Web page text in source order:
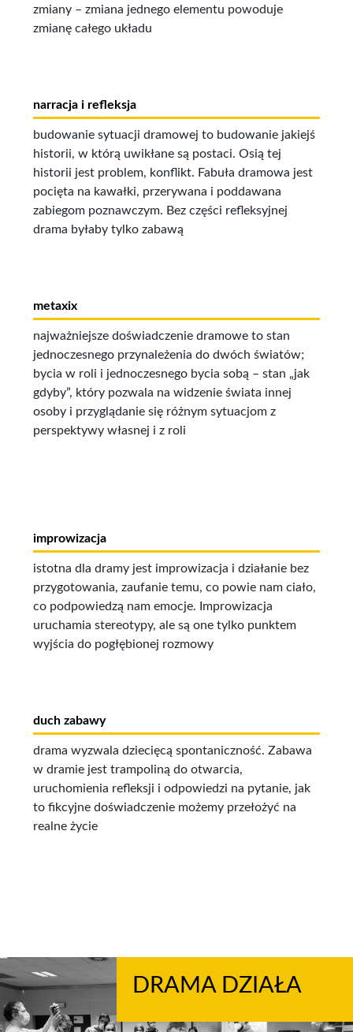
zmiany – zmiana jednego elementu powoduje
zmianę całego układu
narracja i refleksja
budowanie sytuacji dramowej to budowanie jakiejś
historii, w którą uwikłane są postaci. Osią tej
historii jest problem, konflikt. Fabuła dramowa jest
pocięta na kawałki, przerywana i poddawana
zabiegom poznawczym. Bez części refleksyjnej
drama byłaby tylko zabawą
metaxix
najważniejsze doświadczenie dramowe to stan
jednoczesnego przynależenia do dwóch światów;
bycia w roli i jednoczesnego bycia sobą – stan „jak
gdyby”, który pozwala na widzenie świata innej
osoby i przyglądanie się różnym sytuacjom z
perspektywy własnej i z roli
improwizacja
istotna dla dramy jest improwizacja i działanie bez
przygotowania, zaufanie temu, co powie nam ciało,
co podpowiedzą nam emocje. Improwizacja
uruchamia stereotypy, ale są one tylko punktem
wyjścia do pogłębionej rozmowy
duch zabawy
drama wyzwala dziecięcą spontaniczność. Zabawa
w dramie jest trampoliną do otwarcia,
uruchomienia refleksji i odpowiedzi na pytanie, jak
to fikcyjne doświadczenie możemy przełożyć na
realne życie
DRAMA DZIAŁA